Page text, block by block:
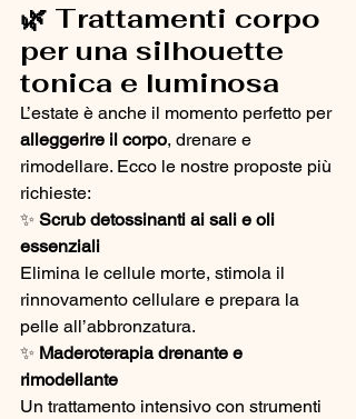
🌿 Trattamenti corpo
per una silhouette
tonica e luminosa
L’estate è anche il momento perfetto per
alleggerire il corpo, drenare e
rimodellare. Ecco le nostre proposte più
richieste:
✨ Scrub detossinanti ai sali e oli
essenziali
Elimina le cellule morte, stimola il
rinnovamento cellulare e prepara la
pelle all’abbronzatura.
✨ Maderoterapia drenante e
rimodellante
Un trattamento intensivo con strumenti